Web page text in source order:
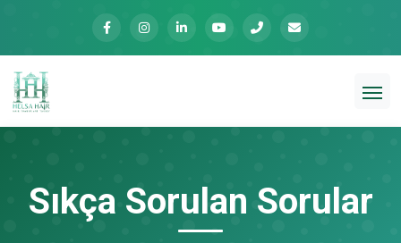
Sıkça Sorulan Sorular